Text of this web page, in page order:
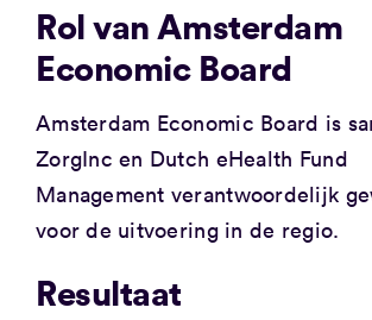
Rol van Amsterdam
Economic Board
Amsterdam Economic Board is
ZorgInc en Dutch eHealth Fund
Management verantwoordelijk
voor de uitvoering in de regio.
Resultaat